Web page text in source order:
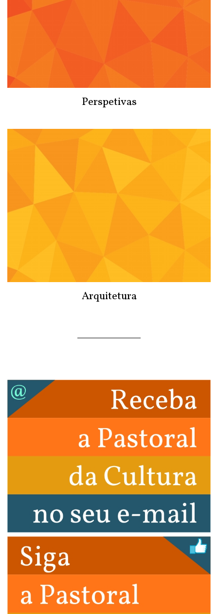
Perspetivas
Arquitetura